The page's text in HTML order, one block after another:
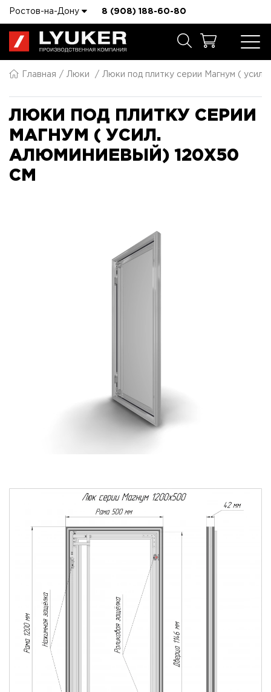
Ростов-на-Дону 8 (908) 188-60-80
Главная Люки Люки под плитку серии Магнум ( усил.
ЛЮКИ ПОД ПЛИТКУ СЕРИИ
МАГНУМ ( УСИЛ.
АЛЮМИНИЕВЫЙ) 120X50
СМ